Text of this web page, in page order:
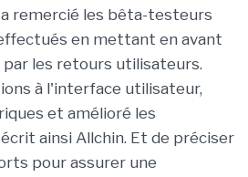
remercié les bêta-testeurs
en mettant en avant
les retours utilisateurs.
à l'interface utilisateur,
et amélioré les
ainsi Allchin. Et de préciser
pour assurer une